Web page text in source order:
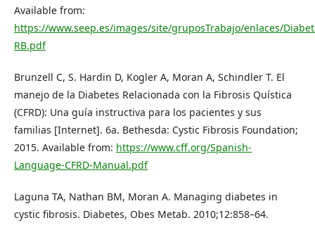
Available from:
https://www.seep.es/images/site/gruposTrabajo/enlaces/
RB.pdf
Brunzell C, S. Hardin D, Kogler A, Moran A, Schindler T. El
manejo de la Diabetes Relacionada con la Fibrosis Quística
(CFRD): Una guía instructiva para los pacientes y sus
familias [Internet]. 6a. Bethesda: Cystic Fibrosis Foundation;
2015. Available from: https://www.cff.org/Spanish-
Language-CFRD-Manual.pdf
Laguna TA, Nathan BM, Moran A. Managing diabetes in
cystic fibrosis. Diabetes, Obes Metab. 2010;12:858–64.